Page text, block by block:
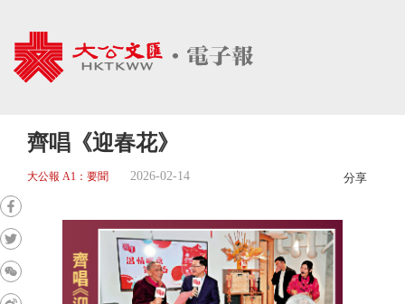
齊唱《迎春花》
大公報 A1：要聞 2026-02-14 分享